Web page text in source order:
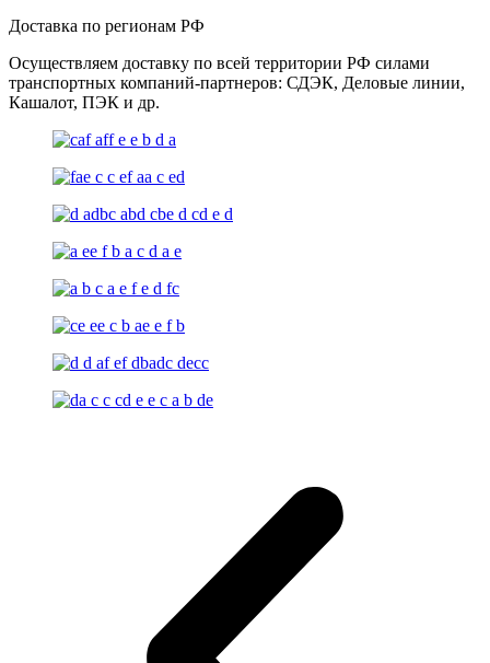
Доставка по регионам РФ
Осуществляем доставку по всей территории РФ силами
транспортных компаний-партнеров: СДЭК, Деловые линии,
Кашалот, ПЭК и др.